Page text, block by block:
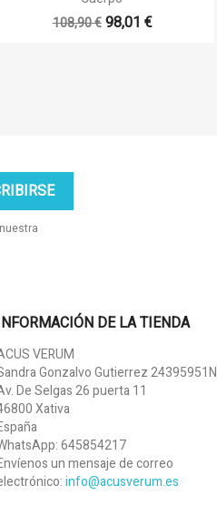
108,90 € 98,01 €
DE LA TIENDA
VERUM
Gonzalvo Gutierrez 24395951N
De Selgas 26 puerta 11
Xativa
645854217
un mensaje de correo
info@acusverum.es